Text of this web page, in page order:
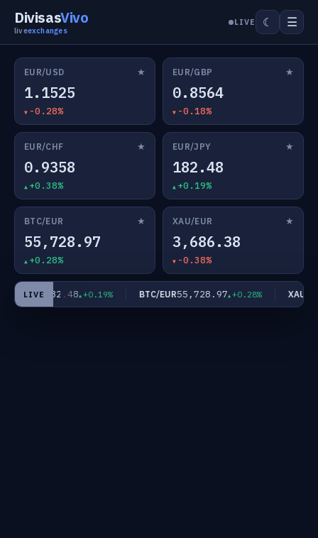
DivisasVivo
liveexchanges
LIVE ☾ ☰
EUR/USD ★
1.1525
-0.28%
EUR/GBP ★
0.8564
-0.18%
EUR/CHF ★
0.9358
+0.38%
EUR/JPY ★
182.48
+0.19%
BTC/EUR ★
55,728.97
+0.28%
XAU/EUR ★
3,686.38
-0.38%
LIVE
EUR/JPY182.48 +0.19% BTC/EUR55,728.97 +0.28% XAU/